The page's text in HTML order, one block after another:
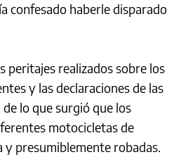
confesado haberle disparado
peritajes realizados sobre los
y las declaraciones de las
lo que surgió que los
motocicletas de
y presumiblemente robadas.